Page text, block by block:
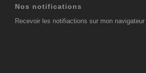
Nos notifications
Recevoir les notifiactions sur mon